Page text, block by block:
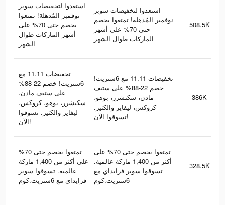
استعدوا لتخفيضات سوبر
نوفمبر المُذهلة! تمتعوا
بخصم حتى 70% على
أشهر الماركات طوال
الشهر
استعدوا لتخفيضات سوبر
نوفمبر المُذهلة! تمتعوا بخصم
حتى 70% على أشهر
الماركات طوال الشهر
508.5K
تخفيضات 11.11 مع
6ستريت! خصم 22-88%
على ستيف مادن،
سكتشرز، بوهو، كروكس،
ليفايز والكثير. تسوقوا
الآن!
تخفيضات 11.11 مع 6ستريت!
خصم 22-88% على ستيف
مادن، سكتشرز، بوهو،
كروكس، ليفايز والكثير.
تسوقوا الآن!
386K
تمتعوا بخصم حتى 70%
على أكثر من 1,400 ماركة
عالمية. تسوقوا سوبر
فرايداي مع 6ستريت.كوم
تمتعوا بخصم حتى 70% على
أكثر من 1,400 ماركة عالمية.
تسوقوا سوبر فرايداي مع
6ستريت.كوم
328.5K